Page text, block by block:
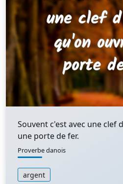
Souvent c'est avec une clef
une porte de fer.
Proverbe danois
argent